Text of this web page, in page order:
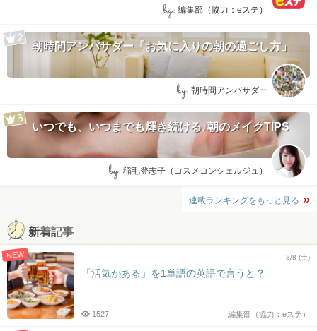
by: 編集部（協力：eステ）
朝時間アンバサダー「お気に入りの朝の過ごし方」
by: 朝時間アンバサダー
いつでも、いつまでも輝き続ける♪朝のメイクTIPS
by: 稲毛登志子（コスメコンシェルジュ）
連載ランキングをもっと見る
新着記事
NEW 8/8 (土)
「活気がある」を1単語の英語で言うと？
編集部（協力：eステ）
1527